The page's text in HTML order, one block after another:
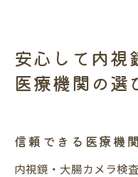
安心して内視
医療機関の選
信頼できる医療機
内視鏡・大腸カメラ検